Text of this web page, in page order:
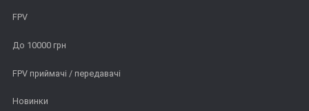
FPV
До 10000 грн
FPV приймачі / передавачі
Новинки